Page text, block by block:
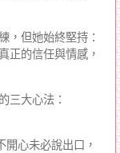
，但她始終堅持：
正的信任與情感，
三大心法：
心未必說出口，